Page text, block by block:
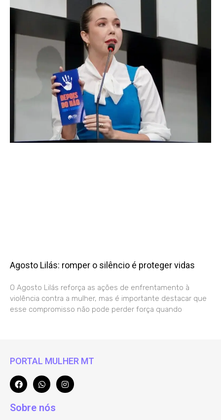
Agosto Lilás: romper o silêncio é proteger vidas
O Agosto Lilás reforça as ações de enfrentamento à
violência contra a mulher, mas é importante destacar que
esse compromisso não pode perder força quando
PORTAL MULHER MT
Sobre nós